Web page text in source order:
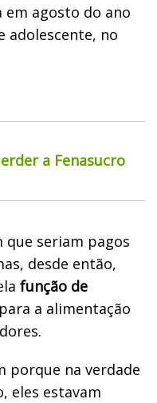
em agosto do ano
adolescente, no
a Fenasucro
que seriam pagos
desde então,
função de
a alimentação
porque na verdade
eles estavam